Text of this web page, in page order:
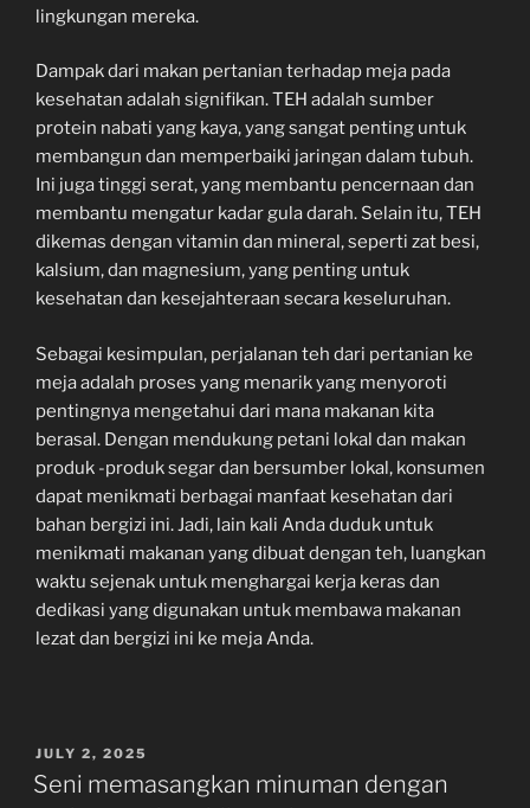
lingkungan mereka.
Dampak dari makan pertanian terhadap meja pada
kesehatan adalah signifikan. TEH adalah sumber
protein nabati yang kaya, yang sangat penting untuk
membangun dan memperbaiki jaringan dalam tubuh.
Ini juga tinggi serat, yang membantu pencernaan dan
membantu mengatur kadar gula darah. Selain itu, TEH
dikemas dengan vitamin dan mineral, seperti zat besi,
kalsium, dan magnesium, yang penting untuk
kesehatan dan kesejahteraan secara keseluruhan.
Sebagai kesimpulan, perjalanan teh dari pertanian ke
meja adalah proses yang menarik yang menyoroti
pentingnya mengetahui dari mana makanan kita
berasal. Dengan mendukung petani lokal dan makan
produk -produk segar dan bersumber lokal, konsumen
dapat menikmati berbagai manfaat kesehatan dari
bahan bergizi ini. Jadi, lain kali Anda duduk untuk
menikmati makanan yang dibuat dengan teh, luangkan
waktu sejenak untuk menghargai kerja keras dan
dedikasi yang digunakan untuk membawa makanan
lezat dan bergizi ini ke meja Anda.
POSTED
ON
JULY 2, 2025
Seni memasangkan minuman dengan